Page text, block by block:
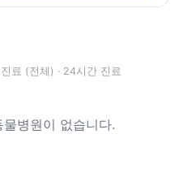
료 (전체) · 24시간 진료
병원이 없습니다.